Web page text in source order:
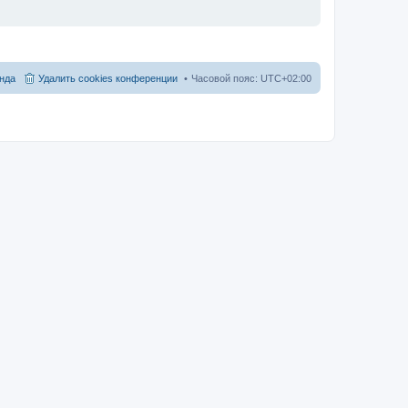
Часовой пояс: UTC+02:00
Удалить cookies конференции